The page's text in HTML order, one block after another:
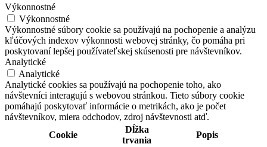
Výkonnostné
Výkonnostné
Výkonnostné súbory cookie sa používajú na pochopenie a analýzu
kľúčových indexov výkonnosti webovej stránky, čo pomáha pri
poskytovaní lepšej používateľskej skúsenosti pre návštevníkov.
Analytické
Analytické
Analytické cookies sa používajú na pochopenie toho, ako
návštevníci interagujú s webovou stránkou. Tieto súbory cookie
pomáhajú poskytovať informácie o metrikách, ako je počet
návštevníkov, miera odchodov, zdroj návštevnosti atď.
Cookie
Dĺžka
trvania
Popis